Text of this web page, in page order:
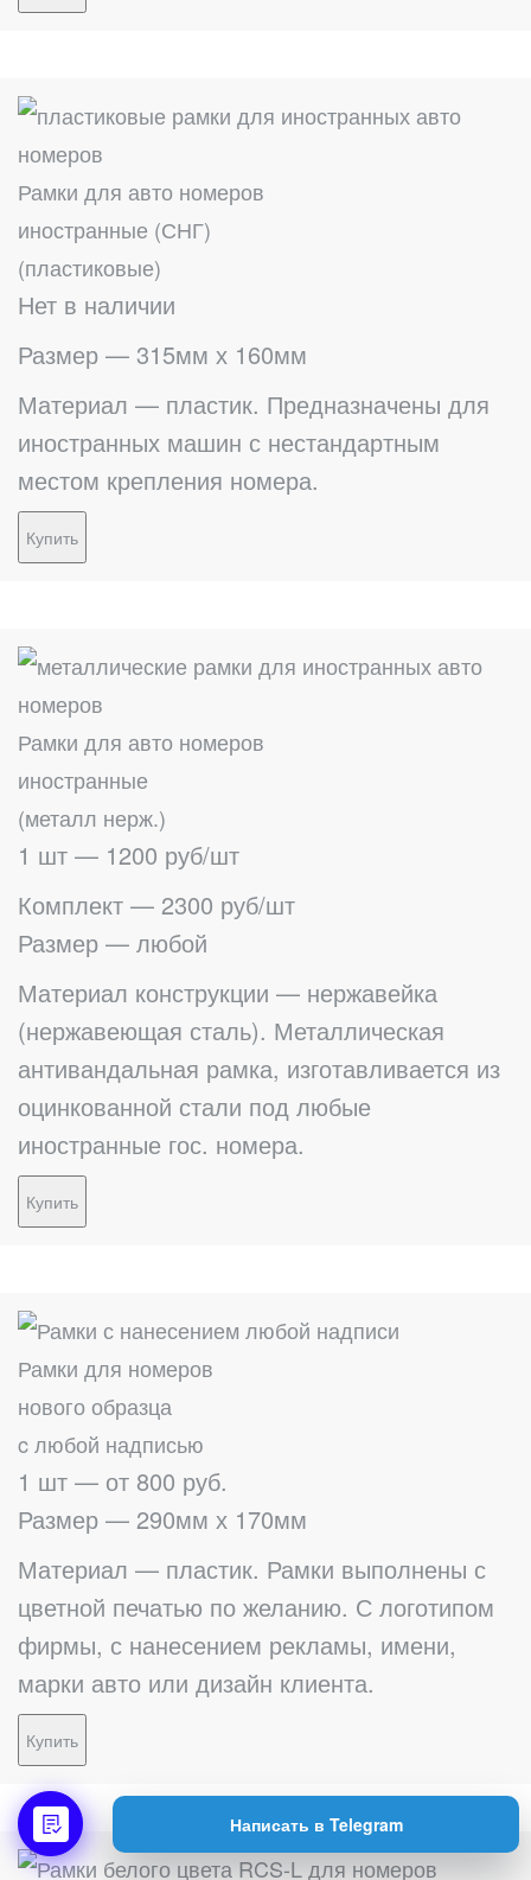
Написать в Telegram
Рамки для авто номеров
иностранные (СНГ)
(пластиковые)
Нет в наличии
Размер — 315мм х 160мм
Материал — пластик. Предназначены для
иностранных машин с нестандартным
местом крепления номера.
Купить
Рамки для авто номеров
иностранные
(металл нерж.)
1 шт — 1200 руб/шт
Комплект — 2300 руб/шт
Размер — любой
Материал конструкции — нержавейка
(нержавеющая сталь). Металлическая
антивандальная рамка, изготавливается из
оцинкованной стали под любые
иностранные гос. номера.
Купить
Рамки для номеров
нового образца
c любой надписью
1 шт — от 800 руб.
Размер — 290мм х 170мм
Материал — пластик. Рамки выполнены с
цветной печатью по желанию. С логотипом
фирмы, с нанесением рекламы, имени,
марки авто или дизайн клиента.
Купить